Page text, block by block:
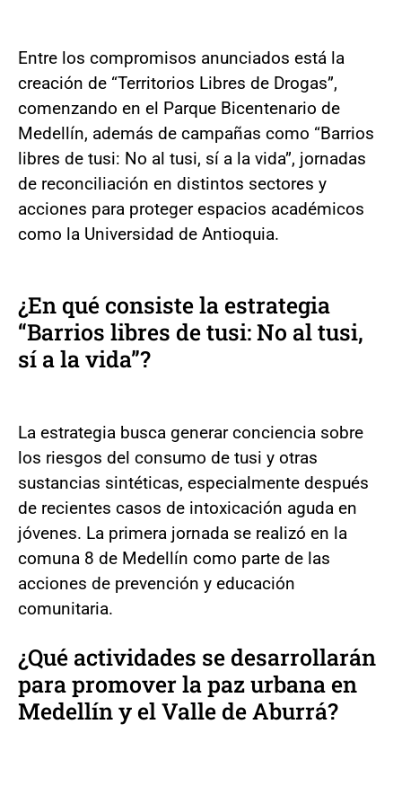
Entre los compromisos anunciados está la
creación de “Territorios Libres de Drogas”,
comenzando en el Parque Bicentenario de
Medellín, además de campañas como “Barrios
libres de tusi: No al tusi, sí a la vida”, jornadas
de reconciliación en distintos sectores y
acciones para proteger espacios académicos
como la Universidad de Antioquia.
¿En qué consiste la estrategia
“Barrios libres de tusi: No al tusi,
sí a la vida”?
La estrategia busca generar conciencia sobre
los riesgos del consumo de tusi y otras
sustancias sintéticas, especialmente después
de recientes casos de intoxicación aguda en
jóvenes. La primera jornada se realizó en la
comuna 8 de Medellín como parte de las
acciones de prevención y educación
comunitaria.
¿Qué actividades se desarrollarán
para promover la paz urbana en
Medellín y el Valle de Aburrá?